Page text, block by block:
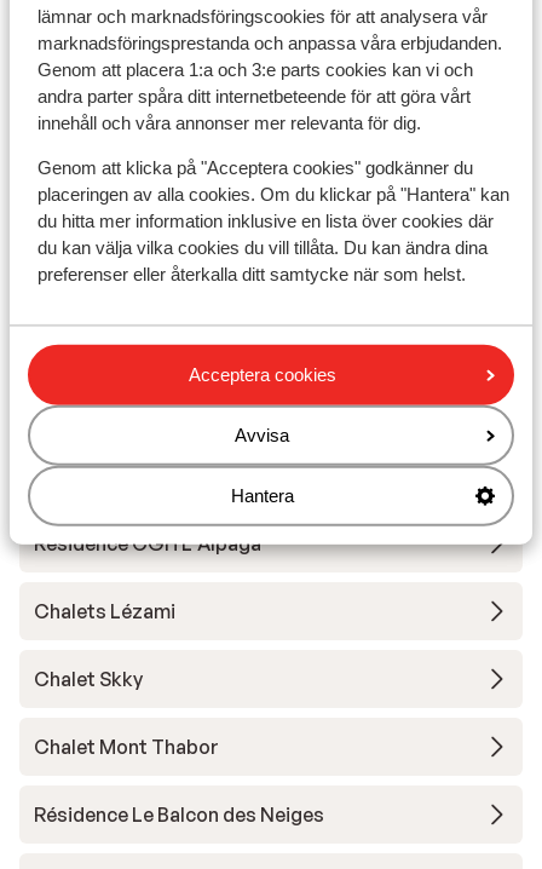
lämnar och marknadsföringscookies för att analysera vår
marknadsföringsprestanda och anpassa våra erbjudanden.
Genom att placera 1:a och 3:e parts cookies kan vi och
andra parter spåra ditt internetbeteende för att göra vårt
innehåll och våra annonser mer relevanta för dig.
Genom att klicka på "Acceptera cookies" godkänner du
placeringen av alla cookies. Om du klickar på "Hantera" kan
du hitta mer information inklusive en lista över cookies där
du kan välja vilka cookies du vill tillåta. Du kan ändra dina
preferenser eller återkalla ditt samtycke när som helst.
Acceptera cookies
Avvisa
Hantera
Chalets des Ecrins
Résidence Club MMV l'Etoile des Sybelles
Résidence Club MMV l'Etoile des Sybelles -
förmån
Résidence Le Hameau du Moulin
Chalet Colette
Chalets Skilodge
Résidence CGH L'Alpaga - Specialpris
Résidence CGH L'Alpaga
Chalets Lézami
Chalet Skky
Chalet Mont Thabor
Résidence Le Balcon des Neiges